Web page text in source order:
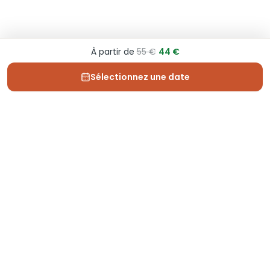
À partir de 55 € 44 €
Sélectionnez une date